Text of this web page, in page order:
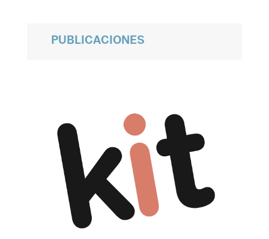
PUBLICACIONES